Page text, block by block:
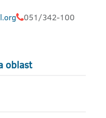
051/342-100
oblast